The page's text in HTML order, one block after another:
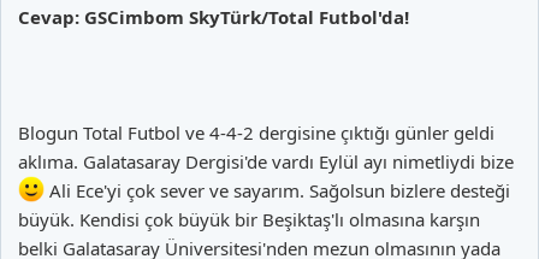
Cevap: GSCimbom SkyTürk/Total Futbol'da!
Blogun Total Futbol ve 4-4-2 dergisine çıktığı günler geldi
aklıma. Galatasaray Dergisi'de vardı Eylül ayı nimetliydi bize
Ali Ece'yi çok sever ve sayarım. Sağolsun bizlere desteği
büyük. Kendisi çok büyük bir Beşiktaş'lı olmasına karşın
belki Galatasaray Üniversitesi'nden mezun olmasının yada